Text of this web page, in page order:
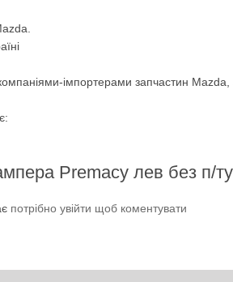
імпортерами запчастин
Premacy лев без п/
потрібно увійти щоб коментувати